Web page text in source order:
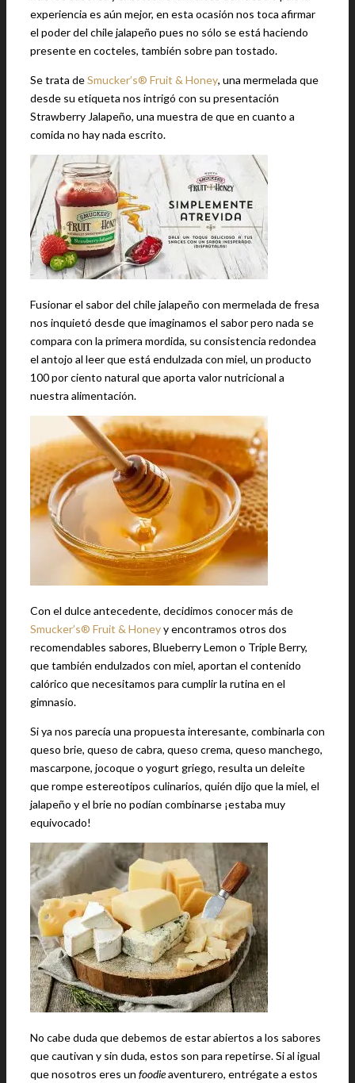
experiencia es aún mejor, en esta ocasión nos toca afirmar
el poder del chile jalapeño pues no sólo se está haciendo
presente en cocteles, también sobre pan tostado.
Se trata deSmucker’s® Fruit & Honey, una mermelada que
desde su etiqueta nos intrigó con su presentación
Strawberry Jalapeño, una muestra de que en cuanto a
comida no hay nada escrito.
Fusionar el sabor del chile jalapeño con mermelada de fresa
nos inquietó desde que imaginamos el sabor pero nada se
compara con la primera mordida, su consistencia redondea
el antojo al leer que está endulzada con miel, un producto
100 por ciento natural que aporta valor nutricional a
nuestra alimentación.
Con el dulce antecedente, decidimos conocer más de
Smucker’s® Fruit & Honeyy encontramos otros dos
recomendables sabores, Blueberry Lemon o Triple Berry,
que también endulzados con miel, aportan el contenido
calórico que necesitamos para cumplir la rutina en el
gimnasio.
Si ya nos parecía una propuesta interesante, combinarla con
queso brie, queso de cabra, queso crema, queso manchego,
mascarpone, jocoque o yogurt griego, resulta un deleite
que rompe estereotipos culinarios, quién dijo que la miel, el
jalapeño y el brie no podían combinarse ¡estaba muy
equivocado!
No cabe duda que debemos de estar abiertos a los sabores
que cautivan y sin duda, estos son para repetirse. Si al igual
que nosotros eres un foodieaventurero, entrégate a estos